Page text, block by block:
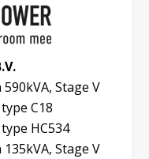
Stage V
C18
HC534
Stage V